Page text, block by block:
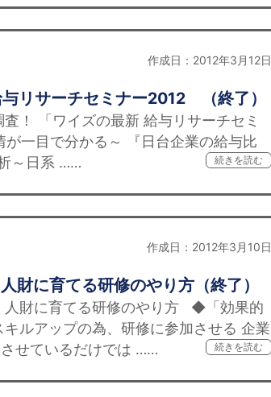
作成日：2012年3月12日
リサーチセミナー2012 （終了）
！ 「ワイズの最新 給与リサーチセミ
一目で分かる～ 『日台企業の給与比
～日系 ……
続きを読む
作成日：2012年3月10日
財に育てる研修のやり方（終了）
財に育てる研修のやり方 ◆「効果的
ルアップの為、研修に参加させる 企業
せているだけでは ……
続きを読む